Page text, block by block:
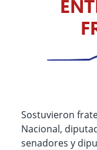
Sostuvieron
Nacional,
senadores y